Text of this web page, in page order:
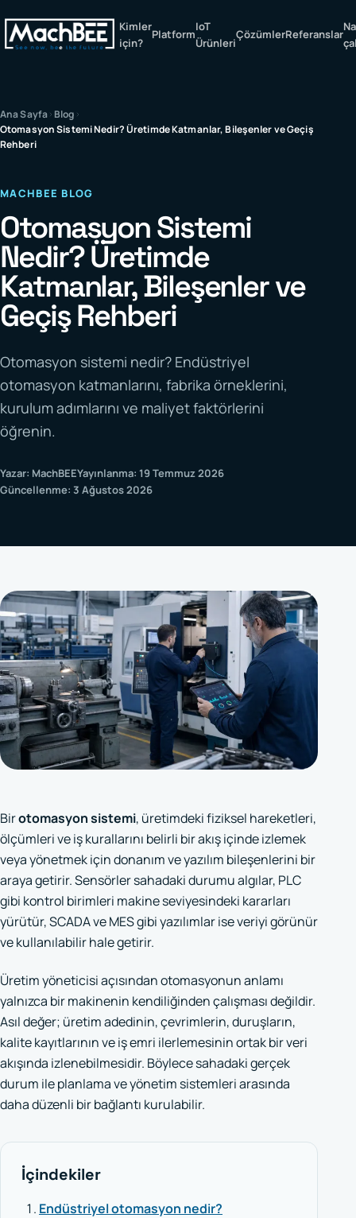
ana sayfa
Kimler
için?
Platform
IoT
Ürünleri
ÇözümlerReferanslar
Ana Sayfa Blog
Otomasyon Sistemi Nedir? Üretimde Katmanlar, Bileşenler ve Geçiş
Rehberi
MACHBEE BLOG
Otomasyon Sistemi
Nedir? Üretimde
Katmanlar, Bileşenler ve
Geçiş Rehberi
Otomasyon sistemi nedir? Endüstriyel
otomasyon katmanlarını, fabrika örneklerini,
kurulum adımlarını ve maliyet faktörlerini
öğrenin.
Yazar: MachBEEYayınlanma: 19 Temmuz 2026
Güncellenme: 3 Ağustos 2026
Birotomasyon sistemi, üretimdeki fiziksel hareketleri,
ölçümleri ve iş kurallarını belirli bir akış içinde izlemek
veya yönetmek için donanım ve yazılım bileşenlerini bir
araya getirir. Sensörler sahadaki durumu algılar, PLC
gibi kontrol birimleri makine seviyesindeki kararları
yürütür, SCADA ve MES gibi yazılımlar ise veriyi görünür
ve kullanılabilir hale getirir.
Üretim yöneticisi açısından otomasyonun anlamı
yalnızca bir makinenin kendiliğinden çalışması değildir.
Asıl değer; üretim adedinin, çevrimlerin, duruşların,
kalite kayıtlarının ve iş emri ilerlemesinin ortak bir veri
akışında izlenebilmesidir. Böylece sahadaki gerçek
durum ile planlama ve yönetim sistemleri arasında
daha düzenli bir bağlantı kurulabilir.
İçindekiler
Endüstriyel otomasyon nedir?